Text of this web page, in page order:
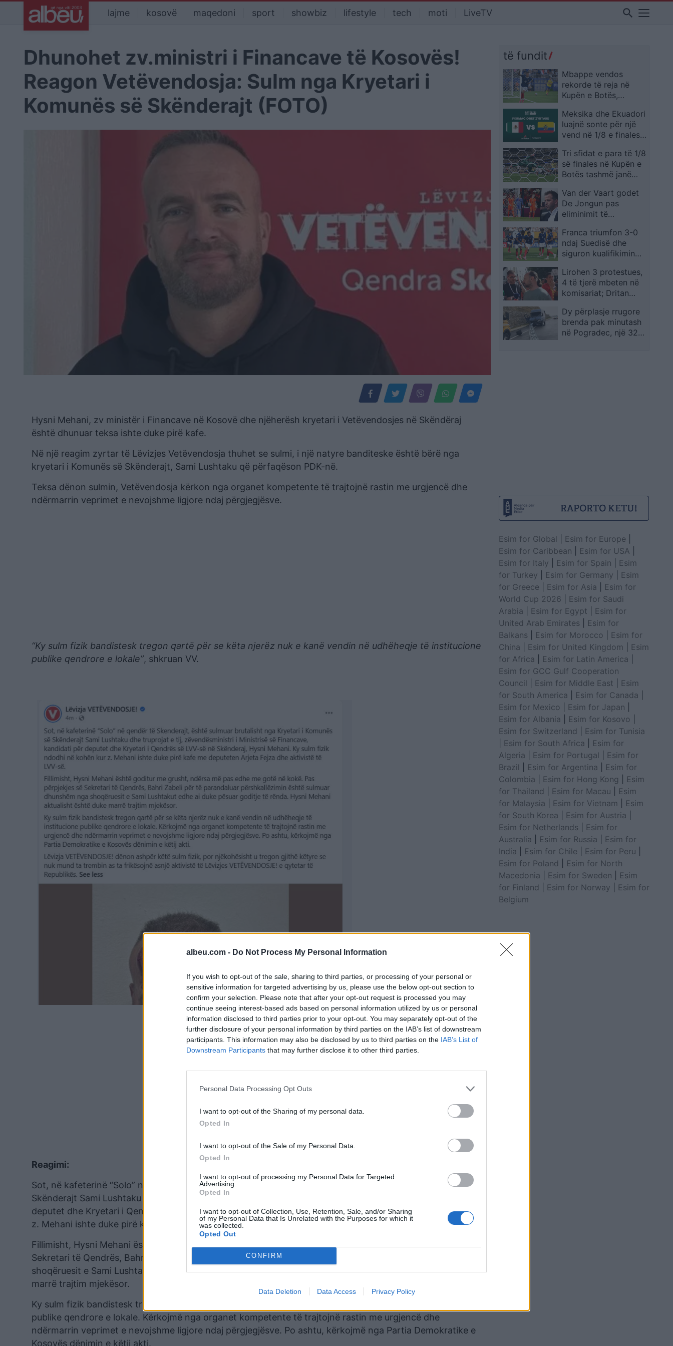
albeu.com - Do Not Process My Personal Information
If you wish to opt-out of the sale, sharing to third parties, or processing of your personal or
sensitive information for targeted advertising by us, please use the below opt-out section to
confirm your selection. Please note that after your opt-out request is processed you may
continue seeing interest-based ads based on personal information utilized by us or personal
information disclosed to third parties prior to your opt-out. You may separately opt-out of the
further disclosure of your personal information by third parties on the IAB’s list of downstream
participants. This information may also be disclosed by us to third parties on the IAB’s List of
Downstream Participants that may further disclose it to other third parties.
Personal Data Processing Opt Outs
I want to opt-out of the Sharing of my personal data.
Opted In
I want to opt-out of the Sale of my Personal Data.
Opted In
I want to opt-out of processing my Personal Data for Targeted
Advertising.
Opted In
I want to opt-out of Collection, Use, Retention, Sale, and/or Sharing
of my Personal Data that Is Unrelated with the Purposes for which it
was collected.
Opted Out
CONFIRM
Data Deletion Data Access Privacy Policy
lajme kosovë maqedoni sport showbiz lifestyle tech moti LiveTV search
Dhunohet zv.ministri i Financave të Kosovës!
Reagon Vetëvendosja: Sulm nga Kryetari i
Komunës së Skënderajt (FOTO)
Hysni Mehani, zv ministër i Financave në Kosovë dhe njëherësh kryetari i Vetëvendosjes në Skëndëraj
është dhunuar teksa ishte duke pirë kafe.
Në një reagim zyrtar të Lëvizjes Vetëvendosja thuhet se sulmi, i një natyre banditeske është bërë nga
kryetari i Komunës së Skënderajt, Sami Lushtaku që përfaqëson PDK-në.
Teksa dënon sulmin, Vetëvendosja kërkon nga organet kompetente të trajtojnë rastin me urgjencë dhe
ndërmarrin veprimet e nevojshme ligjore ndaj përgjegjësve.
“Ky sulm fizik bandistesk tregon qartë për se këta njerëz nuk e kanë vendin në udhëheqje të institucione
publike qendrore e lokale”, shkruan VV.
Reagimi:
Sot, në kafeterinë “Solo” në qendër të Skenderajt, është sulmuar brutalisht nga Kryetari i Komunës së
Skënderajt Sami Lushtaku dhe truprojat e tij, zëvendësministri i Ministrisë së Financave, kandidati për
deputet dhe Kryetari i Qendrës së LVV-së në Skënderaj, Hysni Mehani. Ky sulm fizik ndodhi në kohën kur
z. Mehani ishte duke pirë kafe me deputeten Arjeta Fejza dhe aktivistë të LVV-së.
Fillimisht, Hysni Mehani është goditur me grusht, ndërsa më pas edhe me gotë në kokë. Pas përpjekjes së
Sekretari të Qendrës, Bahri Zabeli për të parandaluar përshkallëzimin është sulmuar dhunshëm nga
shoqëruesit e Sami Lushtakut edhe ai duke pësuar goditje të rënda. Hysni Mehani aktualisht është duke
marrë trajtim mjekësor.
Ky sulm fizik bandistesk tregon qartë për se këta njerëz nuk e kanë vendin në udhëheqje të institucione
publike qendrore e lokale. Kërkojmë nga organet kompetente të trajtojnë rastin me urgjencë dhe
ndërmarrin veprimet e nevojshme ligjore ndaj përgjegjësve. Po ashtu, kërkojmë nga Partia Demokratike e
Kosovës dënimin e këtij akti.
të fundit
Mbappe vendos
rekorde të reja në
Kupën e Botës,
emra legjendarë
Meksika dhe Ekuadori
luajnë sonte për një
vend në 1/8 e finales,
formacionet zyrtare
Tri sfidat e para të 1/8
së finales në Kupën e
Botës tashmë janë
Van der Vaart godet
De Jongun pas
eliminimit të
paraqitja më e dobët
e karrierës
Franca triumfon 3-0
ndaj Suedisë dhe
siguron kualifikimin
Lirohen 3 protestues,
4 të tjerë mbeten në
komisariat; Dritan
mes policisë dhe
qytetarëve, shoqërimi
i paligjshëm
Dy përplasje rrugore
brenda pak minutash
në Pogradec, një 32-
Esim for Global Esim for Europe
Esim for Caribbean
Esim for USA
Esim for Italy
Esim for Spain
Esim
for Turkey
Esim for Germany
Esim
for Greece
Esim for Asia
Esim for
World Cup 2026
Esim for Saudi
Arabia
Esim for Egypt
Esim for
United Arab Emirates
Esim for
Balkans
Esim for Morocco
Esim for
China
Esim for United Kingdom
Esim
for Africa
Esim for Latin America
Esim for GCC Gulf Cooperation
Council
Esim for Middle East
Esim
for South America
Esim for Canada
Esim for Mexico
Esim for Japan
Esim for Albania
Esim for Kosovo
Esim for Switzerland
Esim for Tunisia
Esim for South Africa
Esim for
Algeria
Esim for Portugal
Esim for
Brazil
Esim for Argentina
Esim for
Colombia
Esim for Hong Kong
Esim
for Thailand
Esim for Macau
Esim
for Malaysia
Esim for Vietnam
Esim
for South Korea
Esim for Austria
Esim for Netherlands
Esim for
Australia
Esim for Russia
Esim for
India
Esim for Chile Esim for Peru
Esim for Poland
Esim for North
Macedonia
Esim for Sweden
Esim
for Finland
Esim for Norway
Esim for
Belgium